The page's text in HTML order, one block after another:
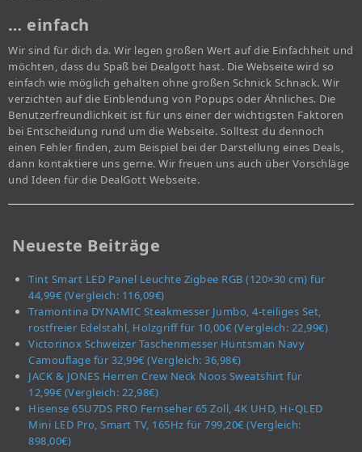
… einfach
Wir sind für dich da. Wir legen großen Wert auf die Einfachheit und
möchten, dass du Spaß bei Dealgott hast. Die Webseite wird so
einfach wie möglich gehalten ohne großen Schnick Schnack. Wir
verzichten auf die Einblendung von Popups oder Ähnliches. Die
Benutzerfreundlichkeit ist für uns einer der wichtigsten Faktoren
bei Entscheidung rund um die Webseite. Solltest du dennoch
einen Fehler finden, zum Beispiel bei der Darstellung eines Deals,
dann kontaktiere uns gerne. Wir freuen uns auch über Vorschläge
und Ideen für die DealGott Webseite.
Neueste Beiträge
Tint Smart LED Panel Leuchte Zigbee RGB (120×30 cm) für
44,99€ (Vergleich: 116,09€)
Tramontina DYNAMIC Steakmesser Jumbo, 4-teiliges Set,
rostfreier Edelstahl, Holzgriff für 10,00€ (Vergleich: 22,99€)
Victorinox Schweizer Taschenmesser Huntsman Navy
Camouflage für 32,99€ (Vergleich: 36,98€)
JACK & JONES Herren Crew Neck Noos Sweatshirt für
12,99€ (Vergleich: 22,98€)
Hisense 65U7DS PRO Fernseher 65 Zoll, 4K UHD, Hi-QLED
Mini LED Pro, Smart TV, 165Hz für 799,20€ (Vergleich:
898,00€)